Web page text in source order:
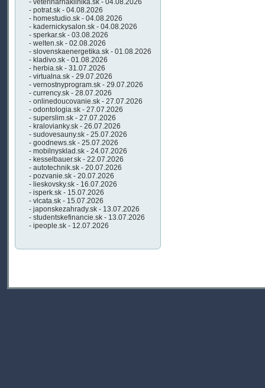
- veterinarnaklinika.sk - 04.08.2026
- potrat.sk - 04.08.2026
- homestudio.sk - 04.08.2026
- kadernickysalon.sk - 04.08.2026
- sperkar.sk - 03.08.2026
- welten.sk - 02.08.2026
- slovenskaenergetika.sk - 01.08.2026
- kladivo.sk - 01.08.2026
- herbia.sk - 31.07.2026
- virtualna.sk - 29.07.2026
- vernostnyprogram.sk - 29.07.2026
- currency.sk - 28.07.2026
- onlinedoucovanie.sk - 27.07.2026
- odontologia.sk - 27.07.2026
- superslim.sk - 27.07.2026
- kralovianky.sk - 26.07.2026
- sudovesauny.sk - 25.07.2026
- goodnews.sk - 25.07.2026
- mobilnysklad.sk - 24.07.2026
- kesselbauer.sk - 22.07.2026
- autotechnik.sk - 20.07.2026
- pozvanie.sk - 20.07.2026
- lieskovsky.sk - 16.07.2026
- isperk.sk - 15.07.2026
- vlcata.sk - 15.07.2026
- japonskezahrady.sk - 13.07.2026
- studentskefinancie.sk - 13.07.2026
- ipeople.sk - 12.07.2026